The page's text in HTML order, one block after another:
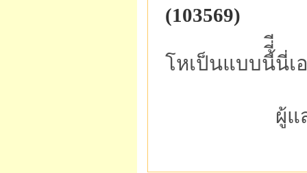
(103569)
โหเป็นแบบนี้ี่ีนี่
ผู้แ